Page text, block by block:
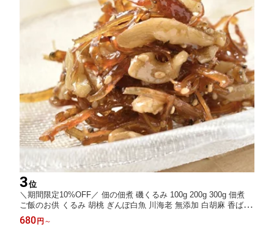
3位
＼期間限定10%OFF／ 佃の佃煮 磯くるみ 100g 200g 300g 佃煮
ご飯のお供 くるみ 胡桃 ぎんぽ白魚 川海老 無添加 白胡麻 香ばし
い和惣菜 ご飯のお供 酒の肴 おつまみ 海鮮珍味 お取り寄せ グル
メ ギフト 贈り物 内祝い お中元 夏ギフト お節 お節料理 おせち料
680 円 ～